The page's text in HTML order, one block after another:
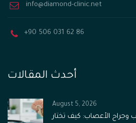
info@diamond-clinic.net
+90 506 031 62 86
أحدث المقالات
August 5, 2026
وجراح الأعصاب: كيف تختار